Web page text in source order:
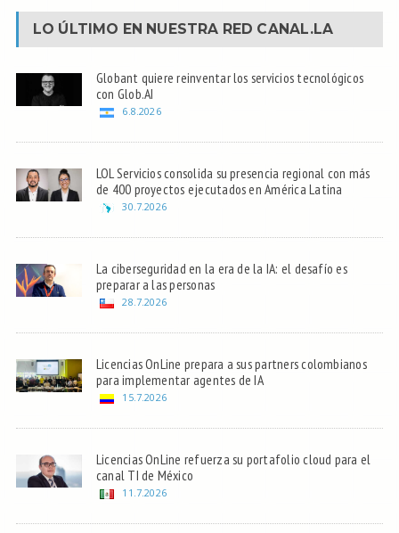
LO ÚLTIMO EN NUESTRA RED CANAL.LA
Globant quiere reinventar los servicios tecnológicos
con Glob.AI
6.8.2026
LOL Servicios consolida su presencia regional con más
de 400 proyectos ejecutados en América Latina
30.7.2026
La ciberseguridad en la era de la IA: el desafío es
preparar a las personas
28.7.2026
Licencias OnLine prepara a sus partners colombianos
para implementar agentes de IA
15.7.2026
Licencias OnLine refuerza su portafolio cloud para el
canal TI de México
11.7.2026